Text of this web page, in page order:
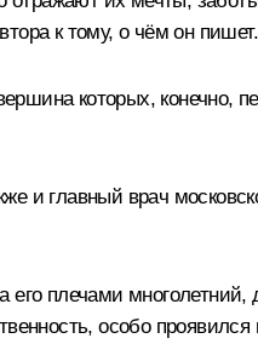
к тому, о чём он пишет.
которых, конечно,
и главный врач
плечами
особо